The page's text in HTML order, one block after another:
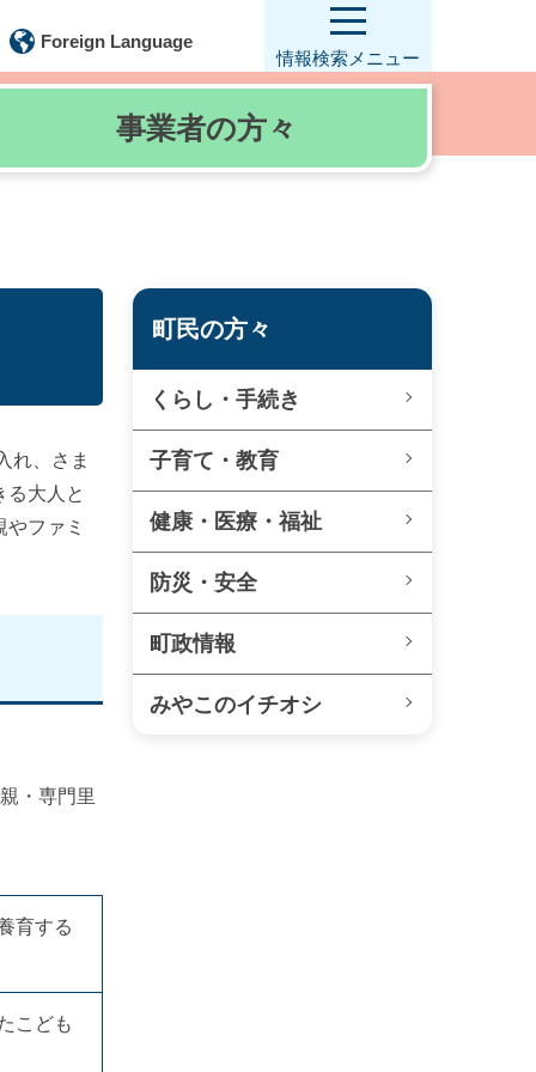
Foreign Language
情報検索 メニュー
事業者の方々
れ、さま
る大人と
ファミ
・専門里
育する
こども
町民の方々
くらし・手続き
子育て・教育
健康・医療・福祉
防災・安全
町政情報
みやこのイチオシ